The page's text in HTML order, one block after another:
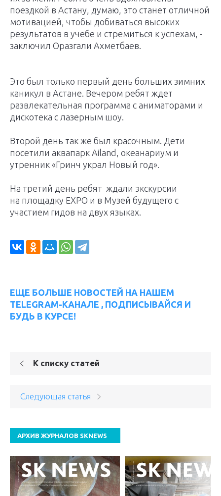
поездкой в Астану, думаю, это станет отличной
мотивацией, чтобы добиваться высоких
результатов в учебе и стремиться к успехам, -
заключил Оразгали Ахметбаев.
Это был только первый день больших зимних
каникул в Астане. Вечером ребят ждет
развлекательная программа с аниматорами и
дискотека с лазерным шоу.
Второй день так же был красочным. Дети
посетили аквапарк Ailand, океанариум и
утренник «Гринч украл Новый год».
На третий день ребят ждали экскурсии
на площадку EXPO и в Музей будущего с
участием гидов на двух языках.
ЕЩЕ БОЛЬШЕ НОВОСТЕЙ НА НАШЕМ
TELEGRAM-КАНАЛЕ , ПОДПИСЫВАЙСЯ И
БУДЬ В КУРСЕ!
К списку статей
Следующая статья
АРХИВ ЖУРНАЛОВ SKNEWS